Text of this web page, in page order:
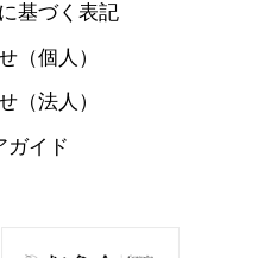
基づく表記
（個人）
（法人）
ガイド